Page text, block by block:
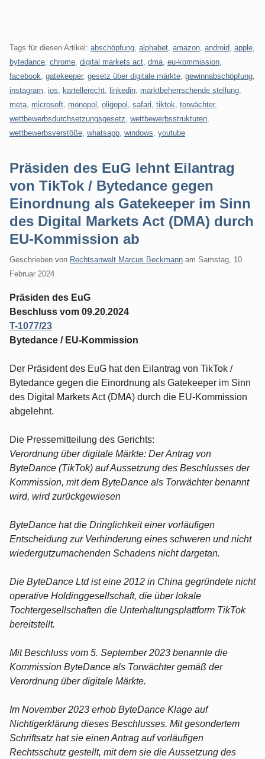
Tags für diesen Artikel: abschöpfung alphabet amazon android apple
bytedance chrome digital markets act dma eu-kommission
facebook gatekeeper, gesetz über digitale märkte gewinnabschöpfung
instagram ios kartellerecht linkedin marktbeherrschende stellung
meta microsoft monopol oligopol safari tiktok torwächter,
wettbewerbsdurchsetzungsgesetz wettbewerbsstrukturen
wettbewerbsverstöße whatsapp windows youtube
Präsiden des EuG lehnt Eilantrag
von TikTok / Bytedance gegen
Einordnung als Gatekeeper im Sinn
des Digital Markets Act (DMA) durch
EU-Kommission ab
Geschrieben von Rechtsanwalt Marcus Beckmann am Samstag, 10.
Februar 2024
Präsiden des EuG
Beschluss vom 09.20.2024
T-1077/23
Bytedance / EU-Kommission
Der Präsident des EuG hat den Eilantrag von TikTok /
Bytedance gegen die Einordnung als Gatekeeper im Sinn
des Digital Markets Act (DMA) durch die EU-Kommission
abgelehnt.
Die Pressemitteilung des Gerichts:
Verordnung über digitale Märkte: Der Antrag von
ByteDance (TikTok) auf Aussetzung des Beschlusses der
Kommission, mit dem ByteDance als Torwächter benannt
wird, wird zurückgewiesen
ByteDance hat die Dringlichkeit einer vorläufigen
Entscheidung zur Verhinderung eines schweren und nicht
wiedergutzumachenden Schadens nicht dargetan.
Die ByteDance Ltd ist eine 2012 in China gegründete nicht
operative Holdinggesellschaft, die über lokale
Tochtergesellschaften die Unterhaltungsplattform TikTok
bereitstellt.
Mit Beschluss vom 5. September 2023 benannte die
Kommission ByteDance als Torwächter gemäß der
Verordnung über digitale Märkte.
Im November 2023 erhob ByteDance Klage auf
Nichtigerklärung dieses Beschlusses. Mit gesondertem
Schriftsatz hat sie einen Antrag auf vorläufigen
Rechtsschutz gestellt, mit dem sie die Aussetzung des